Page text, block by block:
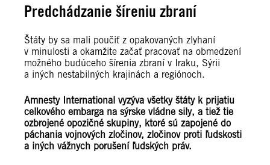
Predchádzanie šíreniu zbraní
Štáty by sa mali poučiť z opakovaných zlyhaní
v minulosti a okamžite začať pracovať na obmedzení
možného budúceho šírenia zbraní v Iraku, Sýrii
a iných nestabilných krajinách a regiónoch.
Amnesty International vyzýva všetky štáty k prijatiu
celkového embarga na sýrske vládne sily, a tiež tie
ozbrojené opozičné skupiny, ktoré sú zapojené do
páchania vojnových zločinov, zločinov proti ľudskosti
a iných vážnych porušení ľudských práv.